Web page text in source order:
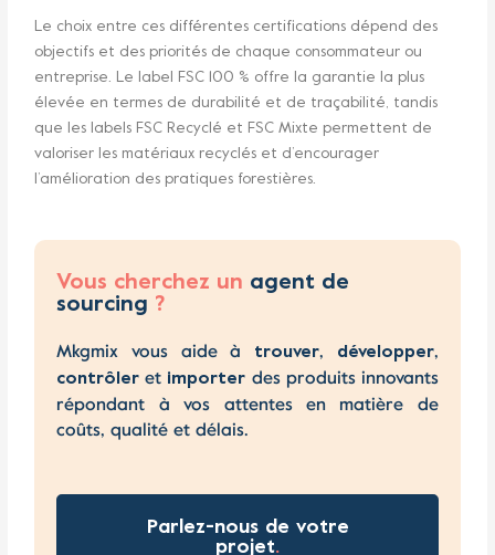
Le choix entre ces différentes certifications dépend des
objectifs et des priorités de chaque consommateur ou
entreprise. Le label FSC 100 % offre la garantie la plus
élevée en termes de durabilité et de traçabilité, tandis
que les labels FSC Recyclé et FSC Mixte permettent de
valoriser les matériaux recyclés et d’encourager
l’amélioration des pratiques forestières.
Vous cherchez un agent de
sourcing ?
Mkgmix vous aide à trouver, développer,
contrôler et importer des produits innovants
répondant à vos attentes en matière de
coûts, qualité et délais.
Parlez-nous de votre
projet.